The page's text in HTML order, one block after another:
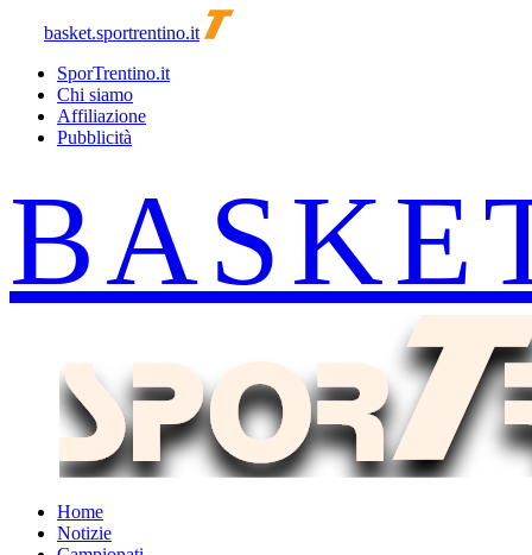
basket.sportrentino.it
SporTrentino.it
Chi siamo
Affiliazione
Pubblicità
Home
Notizie